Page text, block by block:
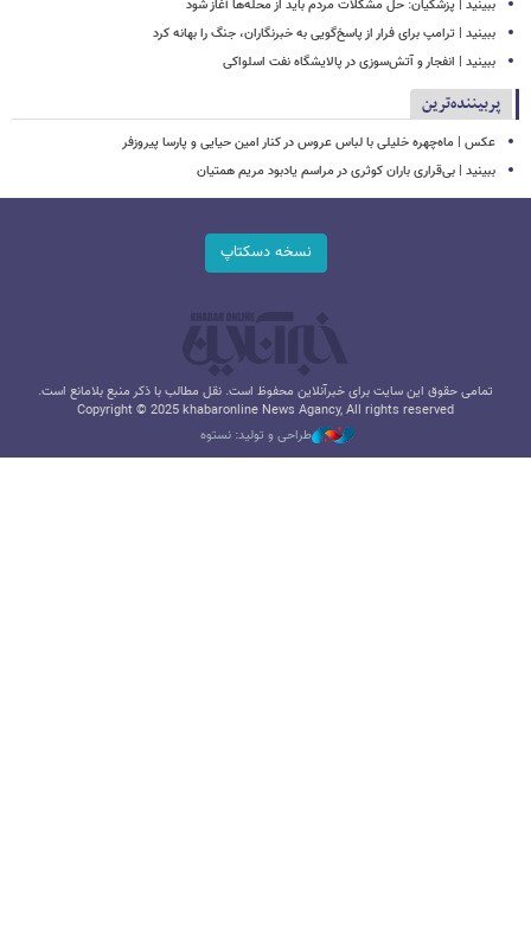
ببینید | پزشکیان: حل مشکلات مردم باید از محله‌ها آغاز شود
ببینید | ترامپ برای فرار از پاسخ‌گویی به خبرنگاران، جنگ را بهانه کرد
ببینید | انفجار و آتش‌سوزی در پالایشگاه نفت اسلواکی
پربیننده‌ترین
عکس | ماه‌چهره خلیلی با لباس عروس در کنار امین حیایی و پارسا پیروزفر
ببینید | بی‌قراری باران کوثری در مراسم یادبود مریم همتیان
نسخه دسکتاپ
تمامی حقوق این سایت برای خبرآنلاین محفوظ است. نقل مطالب با ذکر منبع بلامانع است.
Copyright © 2025 khabaronline News Agancy, All rights reserved
طراحی و تولید: نستوه